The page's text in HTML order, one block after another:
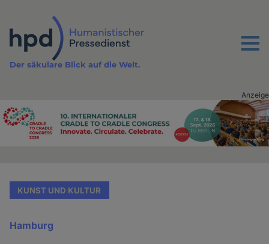
Inhalt
Menu
Der säkulare Blick auf die Welt.
Advertising
Anzeige
KUNST UND KULTUR
Hamburg